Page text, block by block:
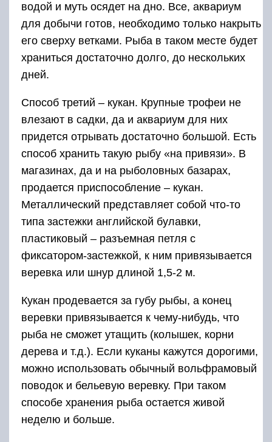
водой и муть осядет на дно. Все, аквариум
для добычи готов, необходимо только накрыть
его сверху ветками. Рыба в таком месте будет
храниться достаточно долго, до нескольких
дней.
Способ третий – кукан. Крупные трофеи не
влезают в садки, да и аквариум для них
придется отрывать достаточно большой. Есть
способ хранить такую рыбу «на привязи». В
магазинах, да и на рыболовных базарах,
продается приспособление – кукан.
Металлический представляет собой что-то
типа застежки английской булавки,
пластиковый – разъемная петля с
фиксатором-застежкой, к ним привязывается
веревка или шнур длиной 1,5-2 м.
Кукан продевается за губу рыбы, а конец
веревки привязывается к чему-нибудь, что
рыба не сможет утащить (колышек, корни
дерева и т.д.). Если куканы кажутся дорогими,
можно использовать обычный вольфрамовый
поводок и бельевую веревку. При таком
способе хранения рыба остается живой
неделю и больше.